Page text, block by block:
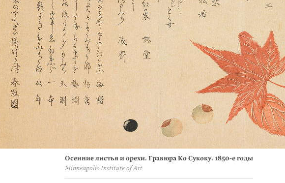
Осенние листья и орехи. Гравюра Ко Сукоку. 1850-е годы
Minneapolis Institute of Art